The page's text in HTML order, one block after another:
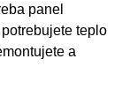
panel
teplo
a